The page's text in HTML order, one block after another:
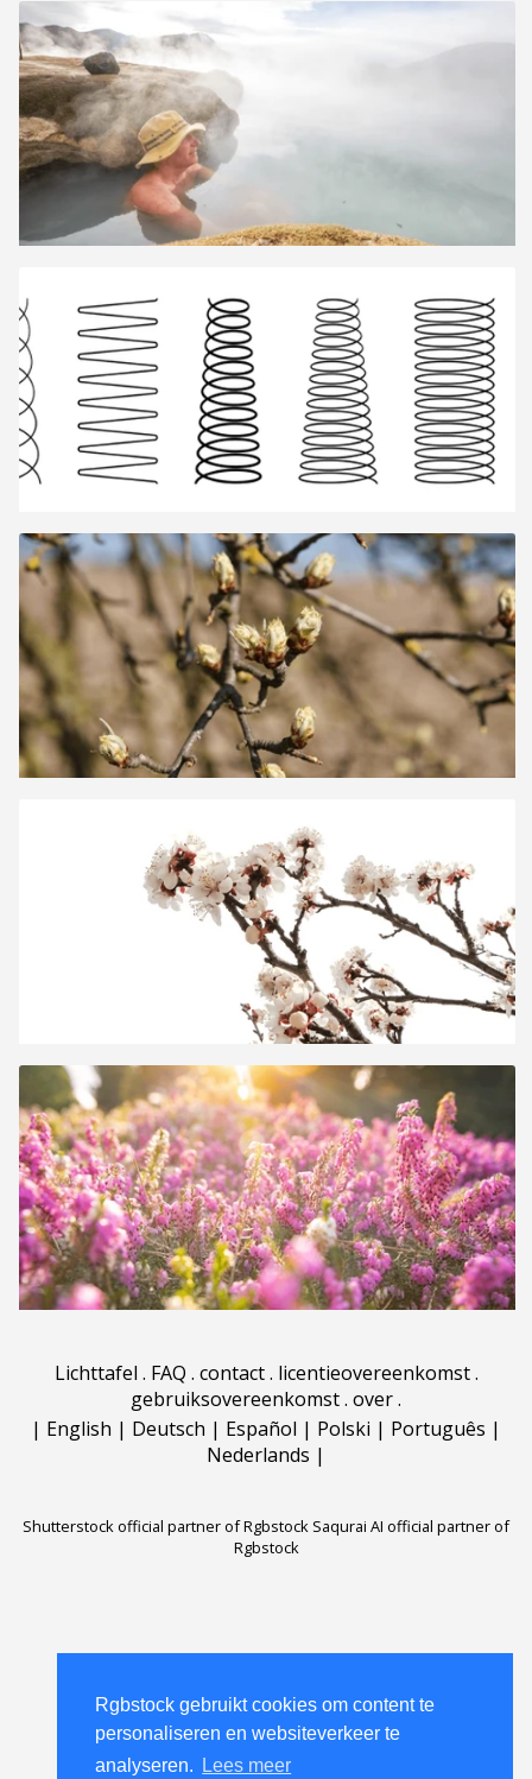
Rgbstock gebruikt cookies om content te
personaliseren en websiteverkeer te
analyseren.
Lees meer
Rgbstock gebruikt cookies om content te
personaliseren en websiteverkeer te
analyseren.
Lees meer
Lichttafel . FAQ . contact. licentieovereenkomst.
gebruiksovereenkomst. over.
| English | Deutsch | Español | Polski | Português |
Nederlands |
Shutterstock official partner of Rgbstock Saqurai AI official partner of
Rgbstock